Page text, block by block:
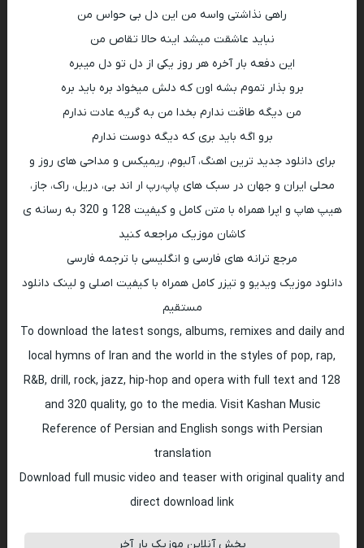
راهی نذاشتی واسه من این دل بی حواس من
نباید عاشقت میشد اینه حالا تقاص من
این دفعه بار آخره هر روز یکی از دل تو دل میبره
برو بذار تموم بشه اون که دلش میخواد بره باید بره
من دیگه طاقت ندارم بخدا من به گریه عادت ندارم
برو اگه باید بری که دیگه دوست ندارم
برای دانلود جدید ترین اهنگ، آلبوم، ریمیکس و مداحی های روز و
محلی ایران و جهان در سبک های پاپ،رپ ار اند بی، دریل، راک، جاز،
هیپ هاپ و اپرا همراه با متن کامل و کیفیت 128 و 320 به رسانه ی
کاشان موزیک مراجعه کنید
مرجع ترانه های فارسی و انگلیسی با ترجمه فارسی
دانلود موزیک ویدیو و تیزر کامل همراه با کیفیت اصلی و لینک دانلود
مستقیم
To download the latest songs, albums, remixes and daily and
local hymns of Iran and the world in the styles of pop, rap,
R&B, drill, rock, jazz, hip-hop and opera with full text and 128
and 320 quality, go to the media. Visit Kashan Music
Reference of Persian and English songs with Persian
translation
Download full music video and teaser with original quality and
direct download link
پخش آنلاین موزیک بار آخر